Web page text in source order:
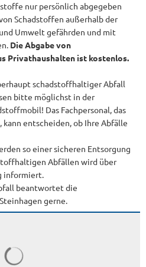
nur persönlich abgegeben
Schadstoffen außerhalb der
Umwelt gefährden und mit
Die Abgabe von
Privathaushalten ist kostenlos.
schadstoffhaltiger Abfall
bitte möglichst in der
Das Fachpersonal, das
entscheiden, ob Ihre Abfälle
so einer sicheren Entsorgung
Abfällen wird über
informiert.
beantwortet die
gerne.